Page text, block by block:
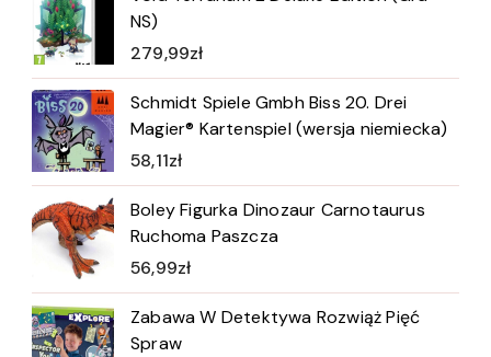
NS)
279,99zł
Schmidt Spiele Gmbh Biss 20. Drei
Magier® Kartenspiel (wersja niemiecka)
58,11zł
Boley Figurka Dinozaur Carnotaurus
Ruchoma Paszcza
56,99zł
Zabawa W Detektywa Rozwiąż Pięć
Spraw